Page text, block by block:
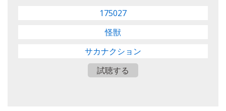
175027
怪獣
サカナクション
試聴する